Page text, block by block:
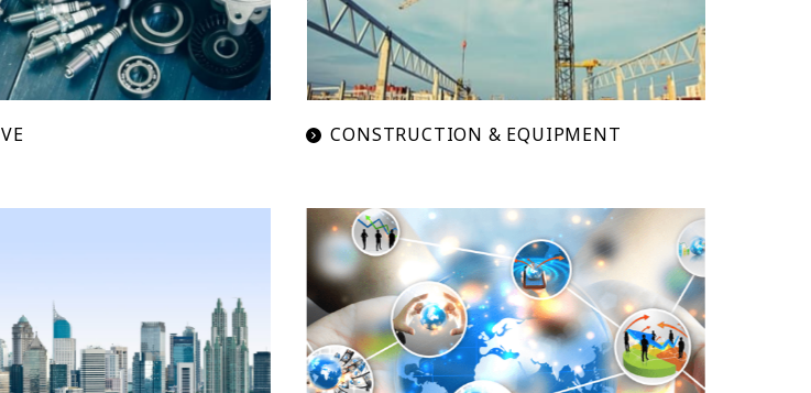
CONSTRUCTION & EQUIPMENT